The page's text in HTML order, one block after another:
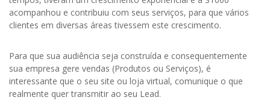
acompanhou e contribuiu com seus serviços, para que vários
clientes em diversas áreas tivessem este crescimento.
Para que sua audiência seja construída e consequentemente
sua empresa gere vendas (Produtos ou Serviços), é
interessante que o seu site ou loja virtual, comunique o que
realmente quer transmitir ao seu Lead.